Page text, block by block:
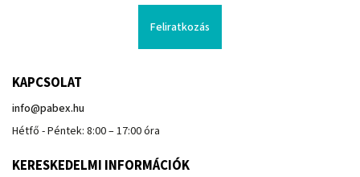
Feliratkozás
KAPCSOLAT
info@pabex.hu
Hétfő - Péntek: 8:00 – 17:00 óra
KERESKEDELMI INFORMÁCIÓK